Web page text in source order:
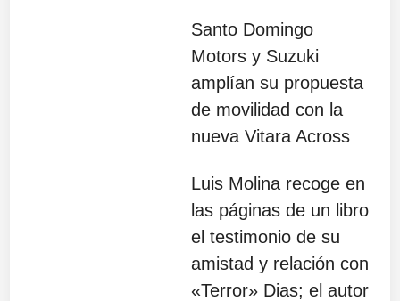
Santo Domingo
Motors y Suzuki
amplían su propuesta
de movilidad con la
nueva Vitara Across
Luis Molina recoge en
las páginas de un libro
el testimonio de su
amistad y relación con
«Terror» Dias; el autor